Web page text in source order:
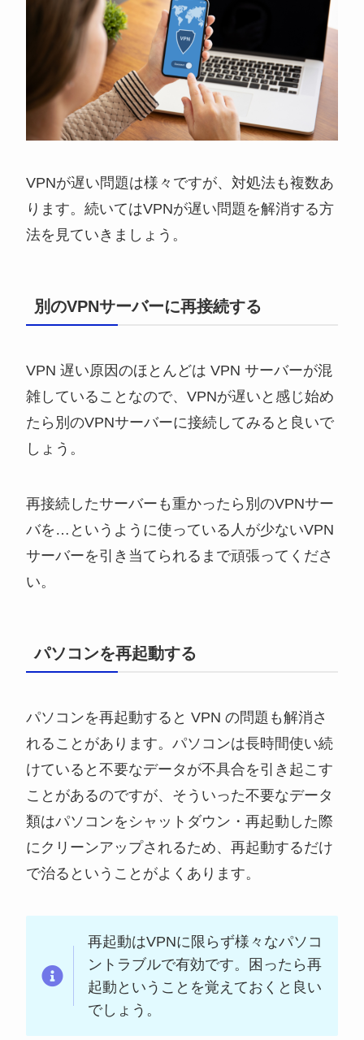
VPNが遅い問題は様々ですが、対処法も複数あ
ります。続いてはVPNが遅い問題を解消する方
法を見ていきましょう。
別のVPNサーバーに再接続する
VPN 遅い原因のほとんどは VPN サーバーが混
雑していることなので、VPNが遅いと感じ始め
たら別のVPNサーバーに接続してみると良いで
しょう。
再接続したサーバーも重かったら別のVPNサー
バを…というように使っている人が少ないVPN
サーバーを引き当てられるまで頑張ってくださ
い。
パソコンを再起動する
パソコンを再起動すると VPN の問題も解消さ
れることがあります。パソコンは長時間使い続
けていると不要なデータが不具合を引き起こす
ことがあるのですが、そういった不要なデータ
類はパソコンをシャットダウン・再起動した際
にクリーンアップされるため、再起動するだけ
で治るということがよくあります。
再起動はVPNに限らず様々なパソコ
ントラブルで有効です。困ったら再
起動ということを覚えておくと良い
でしょう。